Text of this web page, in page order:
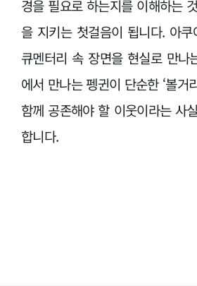
경을 필요로 하는지를 이해하는
을 지키는 첫걸음이 됩니다. 아
큐멘터리 속 장면을 현실로 만나
에서 만나는 펭귄이 단순한 ‘볼거
함께 공존해야 할 이웃이라는 사
합니다.